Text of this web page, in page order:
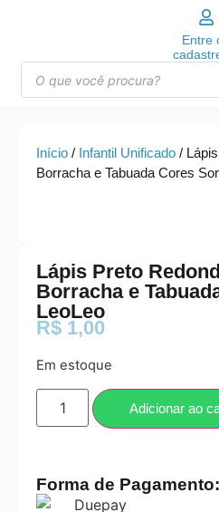
Entre
Início / Infantil Unificado /
Borracha e Tabuada Cores
Lápis Preto
Borracha e
LeoLeo
R$ 1,00
Em estoque
Adicionar ao
Forma de Pagamento: